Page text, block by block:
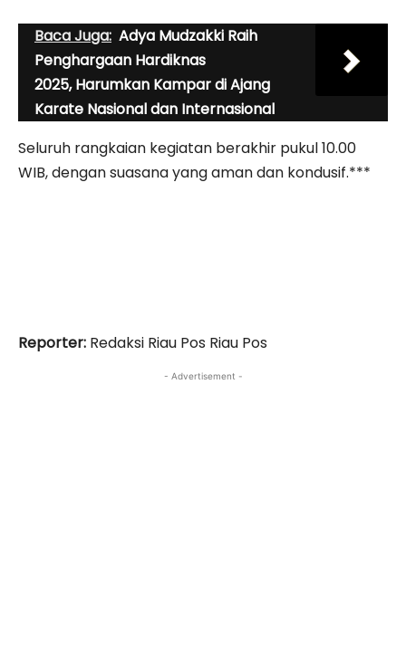
Baca Juga: Adya Mudzakki Raih
Penghargaan Hardiknas
2025, Harumkan Kampar di Ajang
Karate Nasional dan Internasional
Seluruh rangkaian kegiatan berakhir pukul 10.00
WIB, dengan suasana yang aman dan kondusif.***
Reporter: Redaksi Riau Pos Riau Pos
- Advertisement -